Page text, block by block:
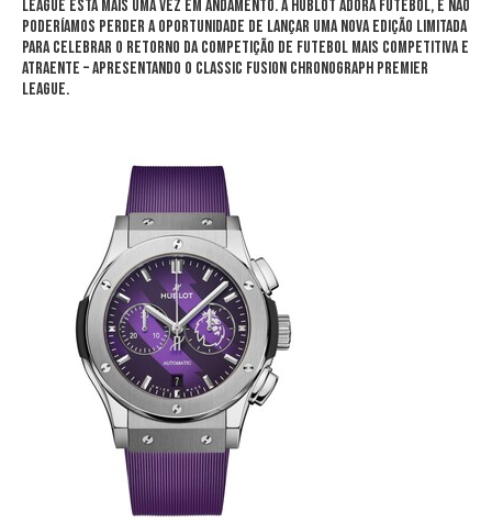
League está mais uma vez em andamento. A Hublot Adora Futebol, e não
poderíamos perder a oportunidade de lançar uma nova edição limitada
para celebrar o retorno da competição de futebol mais competitiva e
atraente – apresentando o Classic Fusion Chronograph Premier
League.